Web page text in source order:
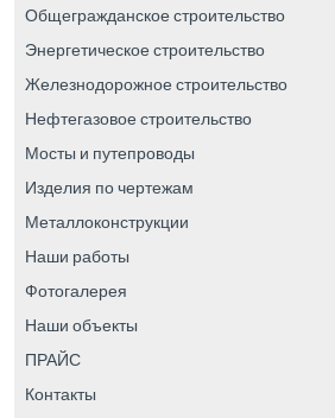
Общегражданское строительство
Энергетическое строительство
Железнодорожное строительство
Нефтегазовое строительство
Мосты и путепроводы
Изделия по чертежам
Металлоконструкции
Наши работы
Фотогалерея
Наши объекты
ПРАЙС
Контакты